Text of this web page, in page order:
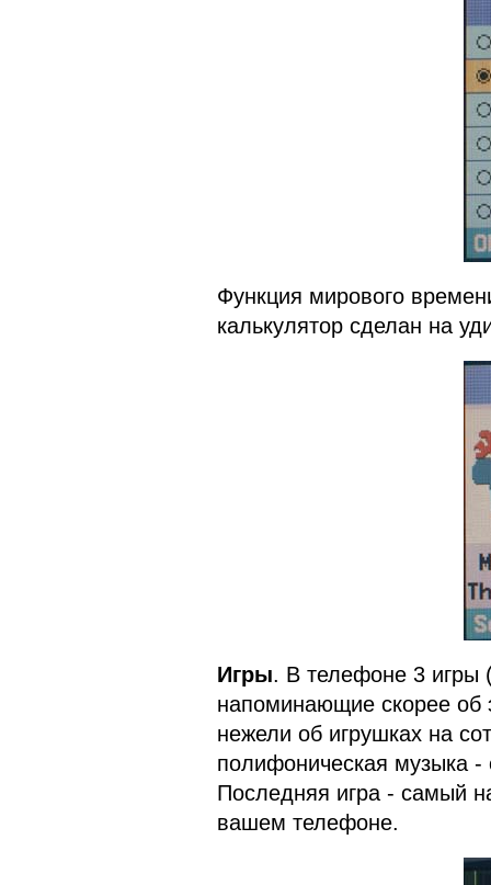
Функция мирового
калькулятор сделан на
Игры. В телефоне 3 игры
напоминающие скорее об
нежели об игрушках на
полифоническая музыка
Последняя игра - самый
вашем телефоне.